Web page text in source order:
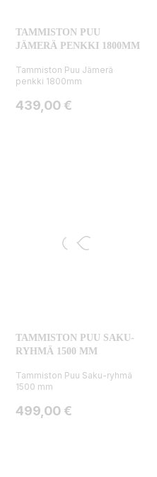
TAMMISTON PUU
JÄMERÄ PENKKI 1800MM
Tammiston Puu Jämerä
penkki 1800mm
Hinta
439,00 €
TAMMISTON PUU SAKU-
RYHMÄ 1500 MM
Tammiston Puu Saku-ryhmä
1500 mm
Hinta
499,00 €